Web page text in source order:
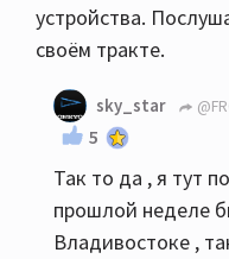
устройства.
своём тракте.
sky_star
5
Так то да , я тут
прошлой неделе
Владивостоке ,